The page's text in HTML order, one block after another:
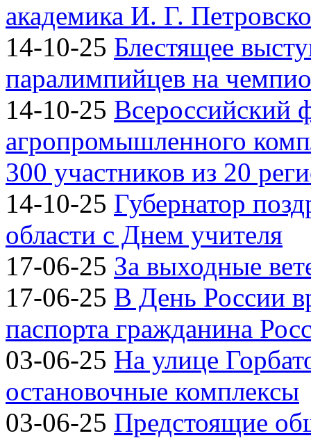
академика И. Г.
14-10-25 Блестящее
паралимпийцев на
14-10-25 Всероссийский
агропромышленного
300 участников из 20
14-10-25 Губернатор
области с Днем учителя
17-06-25 За выходные
17-06-25 В День России
паспорта гражданина
03-06-25 На улице
остановочные комплексы
03-06-25 Предстоящие